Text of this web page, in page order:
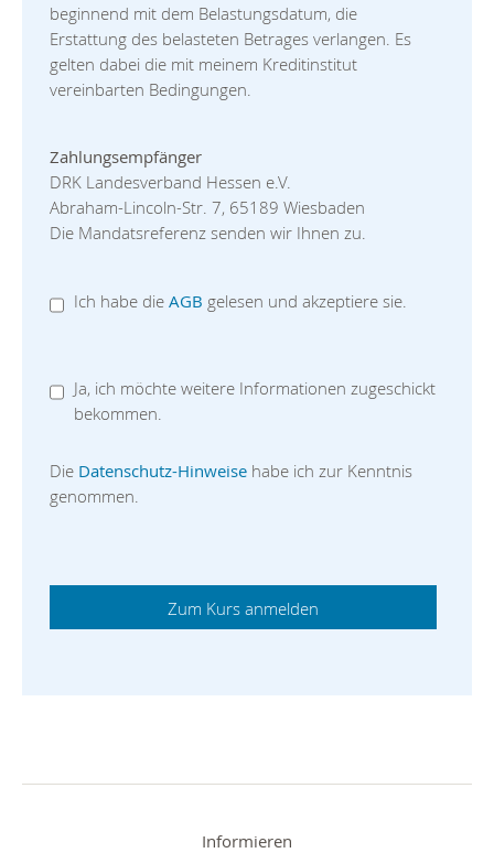
beginnend mit dem Belastungsdatum, die
Erstattung des belasteten Betrages verlangen. Es
gelten dabei die mit meinem Kreditinstitut
vereinbarten Bedingungen.
Zahlungsempfänger
DRK Landesverband Hessen e.V.
Abraham-Lincoln-Str. 7, 65189 Wiesbaden
Die Mandatsreferenz senden wir Ihnen zu.
Ich habe dieAGB gelesen und akzeptiere sie.
Ja, ich möchte weitere Informationen zugeschickt
bekommen.
Die Datenschutz-Hinweise habe ich zur Kenntnis
genommen.
Informieren